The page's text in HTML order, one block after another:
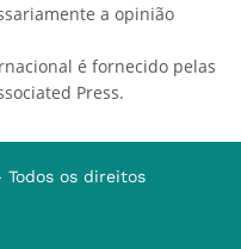
a opinião
é fornecido pelas
Press.
os direitos